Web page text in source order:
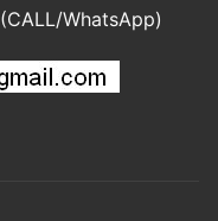
(CALL/WhatsApp)